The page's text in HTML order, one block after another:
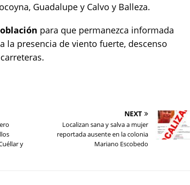
Guadalupe y Calvo y Balleza.
para que permanezca informada
la presencia de viento fuerte, descenso
y
NEXT
Localizan sana y salva a mujer
reportada ausente en la colonia
Mariano Escobedo